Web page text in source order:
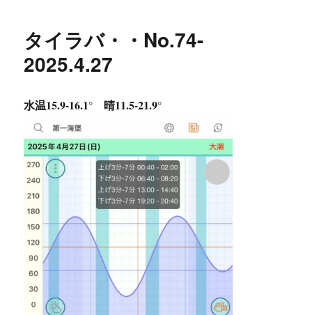
タイラバ・・No.74-
2025.4.27
水温15.9-16.1° 晴11.5-21.9°